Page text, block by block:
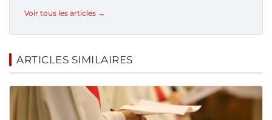
Voir tous les articles →
ARTICLES SIMILAIRES